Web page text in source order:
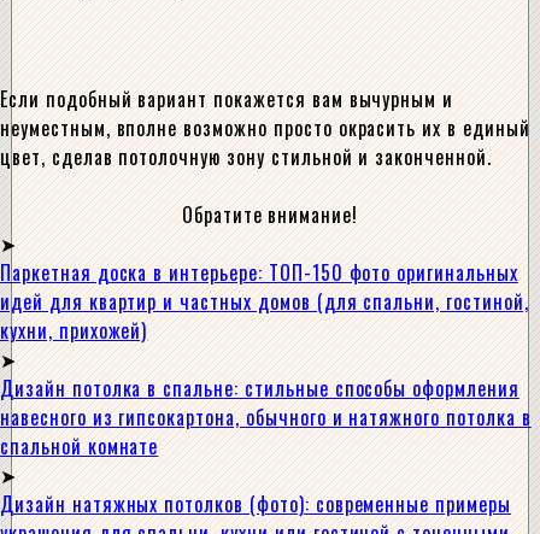
Если подобный вариант покажется вам вычурным и
неуместным, вполне возможно просто окрасить их в единый
цвет, сделав потолочную зону стильной и законченной.
Обратите внимание!
Паркетная доска в интерьере: ТОП-150 фото оригинальных
идей для квартир и частных домов (для спальни, гостиной,
кухни, прихожей)
Дизайн потолка в спальне: стильные способы оформления
навесного из гипсокартона, обычного и натяжного потолка в
спальной комнате
Дизайн натяжных потолков (фото): современные примеры